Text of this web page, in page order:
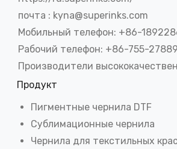
почта : kyna@superinks.com
Мобильный телефон: +86-
Рабочий телефон: +86-755-
Производители
Продукт
Пигментные чернила DTF
Сублимационные чернила
Чернила для текстильных